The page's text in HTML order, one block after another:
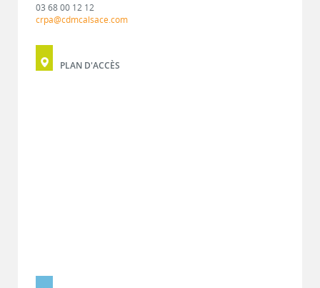
03 68 00 12 12
crpa@cdmcalsace.com
PLAN D'ACCÈS